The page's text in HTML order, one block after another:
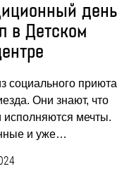
день
в Детском
социального приюта
Они знают, что
исполняются мечты.
и уже…